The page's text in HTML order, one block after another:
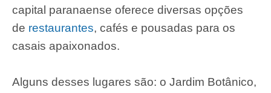
capital paranaense oferece diversas opções
de restaurantes, cafés e pousadas para os
casais apaixonados.
Alguns desses lugares são: o Jardim Botânico,